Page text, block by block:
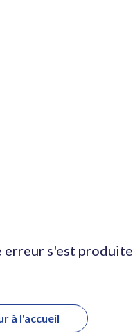
erreur s'est produite
à l'accueil